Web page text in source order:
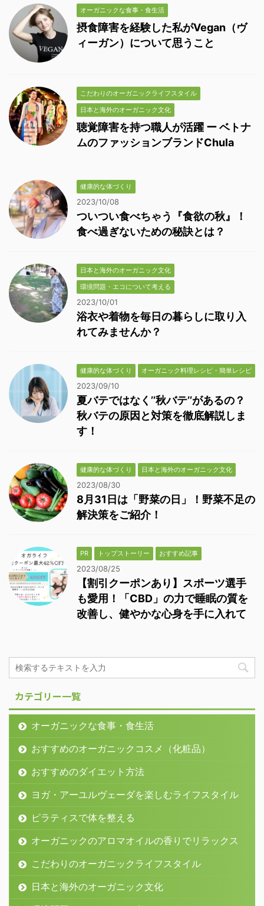
オーガニックな食事・食生活
摂食障害を経験した私がVegan（ヴ
ィーガン）について思うこと
こだわりのオーガニックライフスタイル
日本と海外のオーガニック文化
聴覚障害を持つ職人が活躍 ー ベトナ
ムのファッションブランドChula
健康的な体づくり
2023/10/08
ついつい食べちゃう『食欲の秋』！
食べ過ぎないための秘訣とは？
日本と海外のオーガニック文化
環境問題・エコについて考える
2023/10/01
浴衣や着物を毎日の暮らしに取り入
れてみませんか？
健康的な体づくり オーガニック料理レシピ・簡単レシピ
2023/09/10
夏バテではなく’’秋バテ’’があるの？
秋バテの原因と対策を徹底解説しま
す！
健康的な体づくり 日本と海外のオーガニック文化
2023/08/30
8月31日は「野菜の日」！野菜不足の
解決策をご紹介！
PR トップストーリー おすすめ記事
2023/08/25
【割引クーポンあり】スポーツ選手
も愛用！「CBD」の力で睡眠の質を
改善し、健やかな心身を手に入れて
カテゴリー一覧
オーガニックな食事・食生活
おすすめのオーガニックコスメ（化粧品）
おすすめのダイエット方法
ヨガ・アーユルヴェーダを楽しむライフスタイル
ピラティスで体を整える
オーガニックのアロマオイルの香りでリラックス
こだわりのオーガニックライフスタイル
日本と海外のオーガニック文化